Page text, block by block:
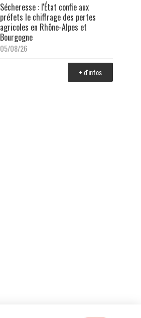
Sécheresse : l'État confie aux
préfets le chiffrage des pertes
agricoles en Rhône-Alpes et
Bourgogne
05/08/26
+ d'infos